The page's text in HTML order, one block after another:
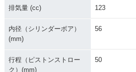
排気量 (cc) 123
内径（シリンダーボア）
(mm)
56
行程（ピストンストロー
ク）(mm)
50